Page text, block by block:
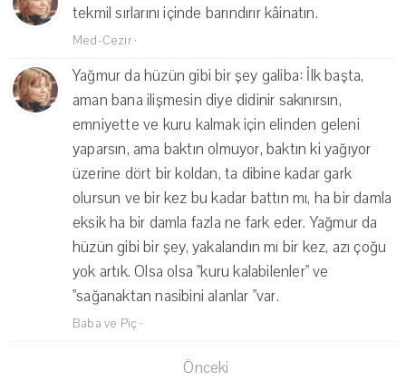
tekmil sırlarını içinde barındırır kâinatın.
Med-Cezir·
Yağmur da hüzün gibi bir şey galiba: İlk başta,
aman bana ilişmesin diye didinir sakınırsın,
emniyette ve kuru kalmak için elinden geleni
yaparsın, ama baktın olmuyor, baktın ki yağıyor
üzerine dört bir koldan, ta dibine kadar gark
olursun ve bir kez bu kadar battın mı, ha bir damla
eksik ha bir damla fazla ne fark eder. Yağmur da
hüzün gibi bir şey, yakalandın mı bir kez, azı çoğu
yok artık. Olsa olsa "kuru kalabilenler" ve
"sağanaktan nasibini alanlar "var.
Baba ve Piç ·
Önceki